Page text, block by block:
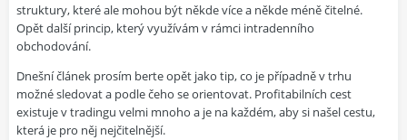
struktury, které ale mohou být někde více a někde méně čitelné.
Opět další princip, který využívám v rámci intradenního
obchodování.
Dnešní článek prosím berte opět jako tip, co je případně v trhu
možné sledovat a podle čeho se orientovat. Profitabilních cest
existuje v tradingu velmi mnoho a je na každém, aby si našel cestu,
která je pro něj nejčitelnější.